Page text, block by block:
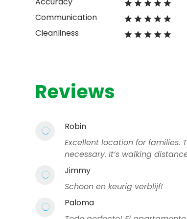
Communication
Cleanliness
Reviews
Robin
Excellent location for
necessary. It’s walking
Jimmy
Schoon en keurig verblijf!
Paloma